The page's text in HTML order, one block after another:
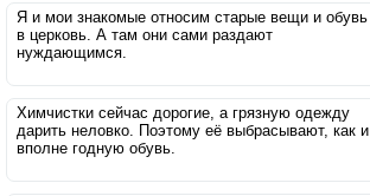
Я и мои знакомые относим старые вещи и обувь
в церковь. А там они сами раздают
нуждающимся.
Химчистки сейчас дорогие, а грязную одежду
дарить неловко. Поэтому её выбрасывают, как и
вполне годную обувь.